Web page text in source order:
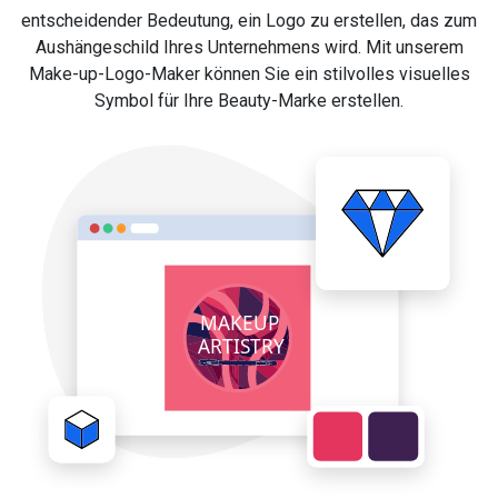
entscheidender Bedeutung, ein Logo zu erstellen, das zum
Aushängeschild Ihres Unternehmens wird. Mit unserem
Make-up-Logo-Maker können Sie ein stilvolles visuelles
Symbol für Ihre Beauty-Marke erstellen.